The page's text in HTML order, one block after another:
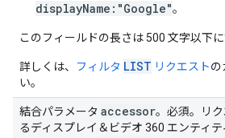
displayName:"Google"。
このフィールドの長さは 500 文字以下に
詳しくは、 フィルタ LIST リクエストの
い。
結合パラメータ accessor。必須。リ
るディスプレイ＆ビデオ 360 エンティ